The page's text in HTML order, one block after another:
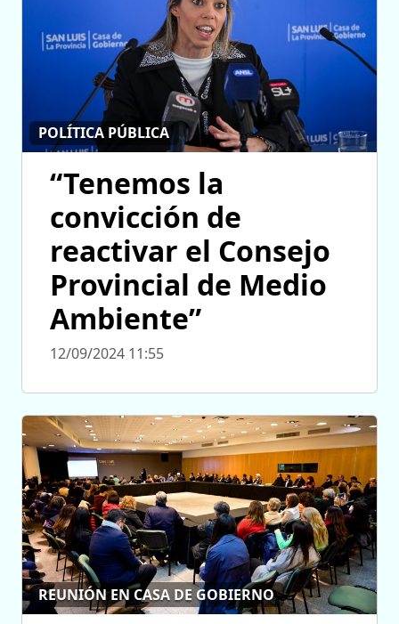
POLÍTICA PÚBLICA
“Tenemos la
convicción de
reactivar el Consejo
Provincial de Medio
Ambiente”
12/09/2024 11:55
REUNIÓN EN CASA DE GOBIERNO